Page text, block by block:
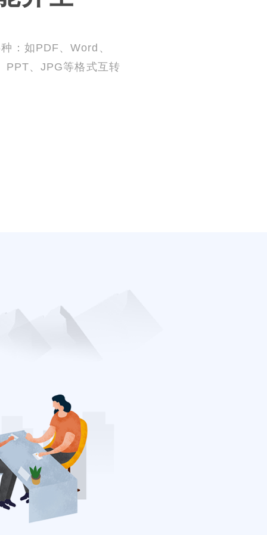
：如PDF、Word、
PPT、JPG等格式互转